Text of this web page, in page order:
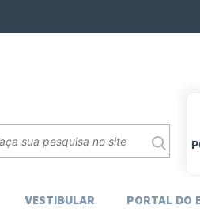
VESTIBULAR PORTAL DO